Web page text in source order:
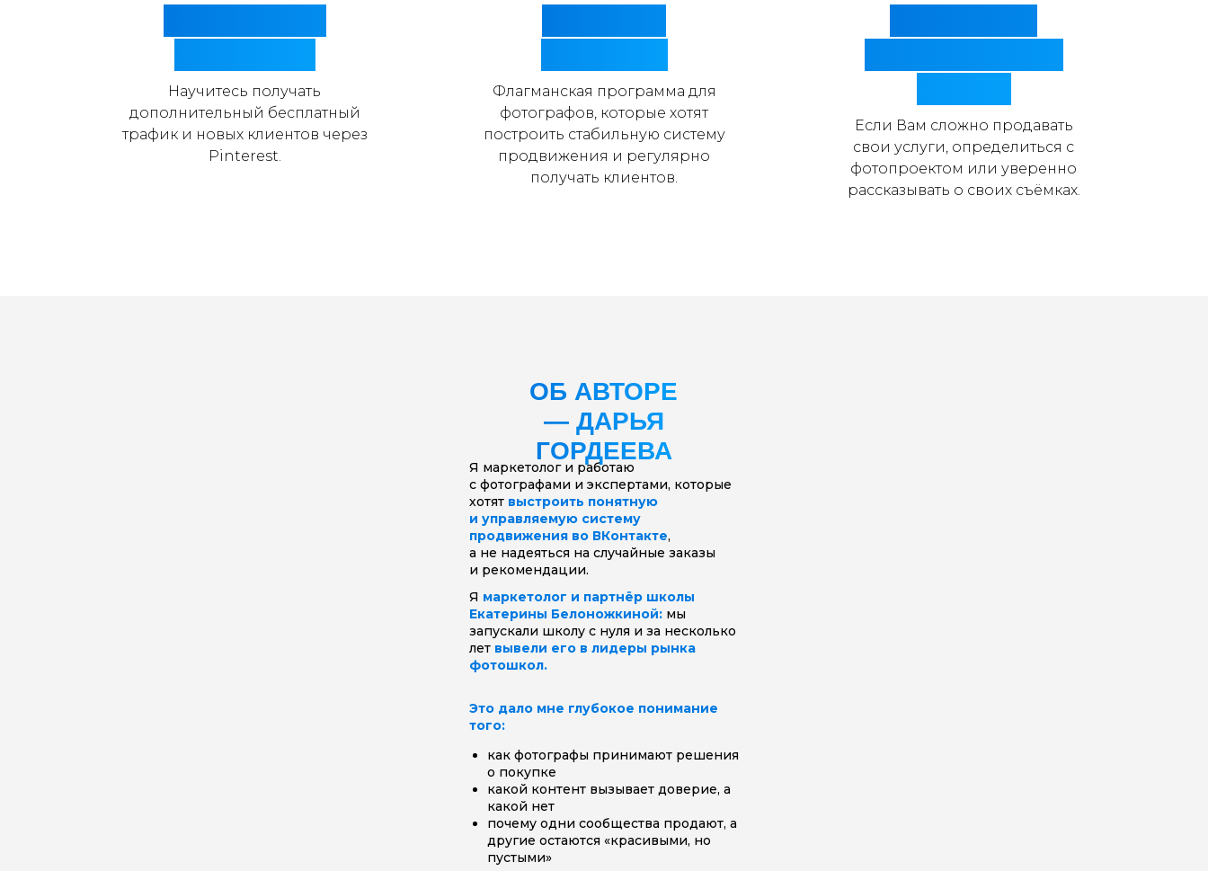
Научитесь получать
дополнительный бесплатный
трафик и новых клиентов через
Pinterest.
Флагманская программа для
фотографов, которые хотят
построить стабильную систему
продвижения и регулярно
получать клиентов.
Если Вам сложно продавать
свои услуги, определиться с
фотопроектом или уверенно
рассказывать о своих съёмках.
Я маркетолог и работаю
с фотографами и экспертами, которые
хотят выстроить понятную
и управляемую систему
продвижения во ВКонтакте,
а не надеяться на случайные заказы
и рекомендации.
Я маркетолог и партнёр школы
Екатерины Белоножкиной: мы
запускали школу с нуля и за несколько
лет вывели его в лидеры рынка
фотошкол.
Это дало мне глубокое понимание
того:
как фотографы принимают решения
о покупке
какой контент вызывает доверие, а
какой нет
почему одни сообщества продают, а
другие остаются «красивыми, но
пустыми»
ОБ АВТОРЕ
— ДАРЬЯ
ГОРДЕЕВА